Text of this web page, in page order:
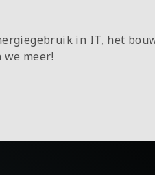
in IT, het
meer!